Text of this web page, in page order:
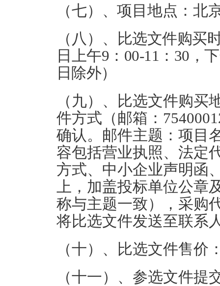
（七） 、项目地点：北
（八）、
比选文件购买
日 上午9：00-11：30，
日除外）
（九）、比选文件购
件方式（邮箱：
确认。邮件主题：项目
容包括营业执照、法定
方式、中小企业声明函
上，加盖投标单位公章
称与主题一致），采购
将比选文件发送至联系
（十）、比选文件售价
（十一）、参选文件提